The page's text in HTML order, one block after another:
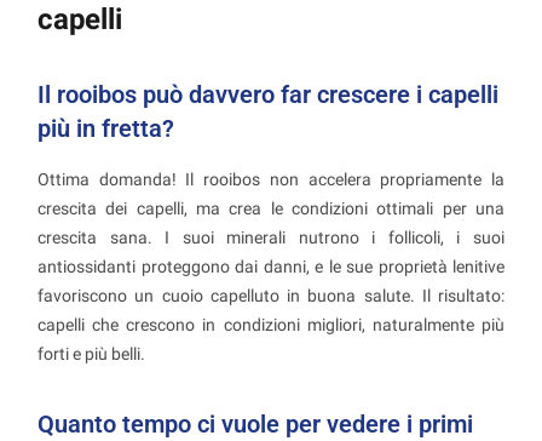
capelli
Il rooibos può davvero far crescere i capelli
più in fretta?
Ottima domanda! Il rooibos non accelera propriamente la
crescita dei capelli, ma crea le condizioni ottimali per una
crescita sana. I suoi minerali nutrono i follicoli, i suoi
antiossidanti proteggono dai danni, e le sue proprietà lenitive
favoriscono un cuoio capelluto in buona salute. Il risultato:
capelli che crescono in condizioni migliori, naturalmente più
forti e più belli.
Quanto tempo ci vuole per vedere i primi